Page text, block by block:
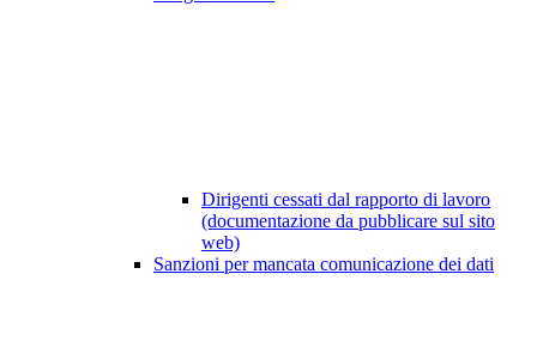
Dirigenti cessati dal rapporto di lavoro
(documentazione da pubblicare sul sito
web)
Sanzioni per mancata comunicazione dei dati